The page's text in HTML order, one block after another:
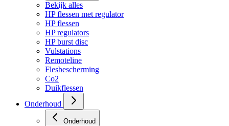
Bekijk alles
HP flessen met regulator
HP flessen
HP regulators
HP burst disc
Vulstations
Remoteline
Flesbescherming
Co2
Duikflessen
Onderhoud
Onderhoud